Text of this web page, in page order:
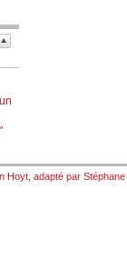
Hoyt , adapté par Stéphane